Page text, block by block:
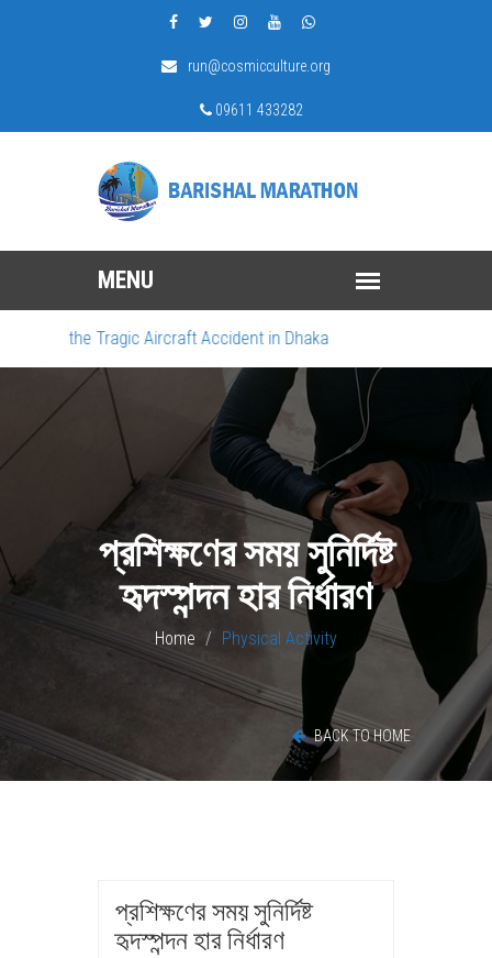
run@cosmicculture.org
09611 433282
the Tragic Aircraft Accident in Dhaka
প্রশিক্ষণের সময় সুনির্দিষ্ট
হৃদস্পন্দন হার নির্ধারণ
Home Physical Activity
BACK TO HOME
প্রশিক্ষণের সময় সুনির্দিষ্ট
হৃদস্পন্দন হার নির্ধারণ